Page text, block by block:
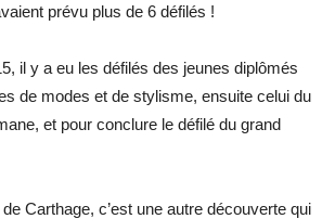
prévu plus de 6 défilés !
il y a eu les défilés des jeunes diplômés
de modes et de stylisme, ensuite celui du
et pour conclure le défilé du grand
Carthage, c’est une autre découverte qui